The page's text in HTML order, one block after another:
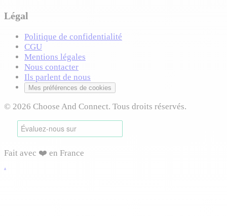
Légal
Politique de confidentialité
CGU
Mentions légales
Nous contacter
Ils parlent de nous
Mes préférences de cookies
© 2026 Choose And Connect. Tous droits réservés.
Fait avec ❤️ en France
.